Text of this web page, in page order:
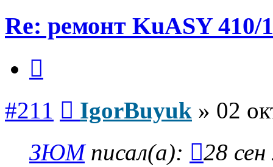
Re: ремонт KuASY 410/
#211 IgorBuyuk » 02
ЗЮМписал(а):
28